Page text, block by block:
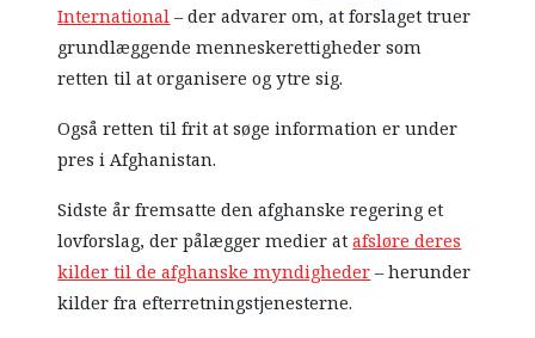
International– der advarer om, at forslaget truer
grundlæggende menneskerettigheder som
retten til at organisere og ytre sig.
Også retten til frit at søge information er under
pres i Afghanistan.
Sidste år fremsatte den afghanske regering et
lovforslag, der pålægger medier atafsløre deres
kilder til de afghanske myndigheder– herunder
kilder fra efterretningstjenesterne.